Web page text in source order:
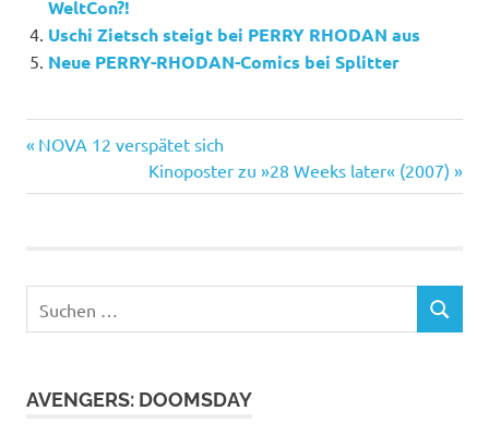
WeltCon?!
Uschi Zietsch steigt bei PERRY RHODAN aus
Neue PERRY-RHODAN-Comics bei Splitter
Beitragsnavigation
Vorheriger
NOVA 12 verspätet sich
Nächster
Beitrag:
Kinoposter zu »28 Weeks later« (2007)
nach:
SUCHEN
AVENGERS: DOOMSDAY